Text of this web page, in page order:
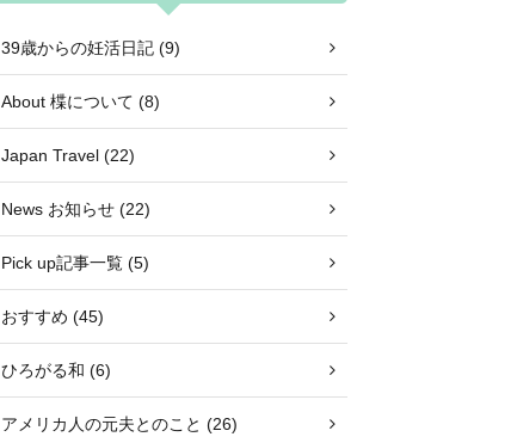
39歳からの妊活日記 (9)
About 楪について (8)
Japan Travel (22)
News お知らせ (22)
Pick up記事一覧 (5)
おすすめ (45)
ひろがる和 (6)
アメリカ人の元夫とのこと (26)